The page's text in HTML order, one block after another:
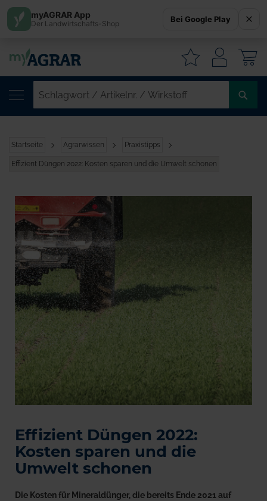
Startseite Agrarwissen Praxistipps
Effizient Düngen 2022: Kosten sparen und die Umwelt schonen
Effizient Düngen 2022:
Kosten sparen und die
Umwelt schonen
Die Kosten für Mineraldünger, die bereits Ende 2021 auf
myAGRAR App
Der Landwirtschafts-Shop Bei Google Play